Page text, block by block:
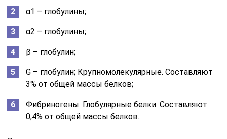
α1 – глобулины;
α2 – глобулины;
β – глобулин;
G – глобулин; Крупномолекулярные. Составляют
3% от общей массы белков;
Фибриногены. Глобулярные белки. Составляют
0,4% от общей массы белков.